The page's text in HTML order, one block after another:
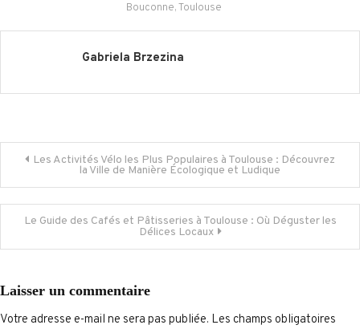
Bouconne,Toulouse
Gabriela Brzezina
Navigation
de
l’article
Les Activités Vélo les Plus Populaires à Toulouse : Découvrez
la Ville de Manière Écologique et Ludique
Le Guide des Cafés et Pâtisseries à Toulouse : Où Déguster les
Délices Locaux
Laisser un commentaire
Votre adresse e-mail ne sera pas publiée. Les champs obligatoires